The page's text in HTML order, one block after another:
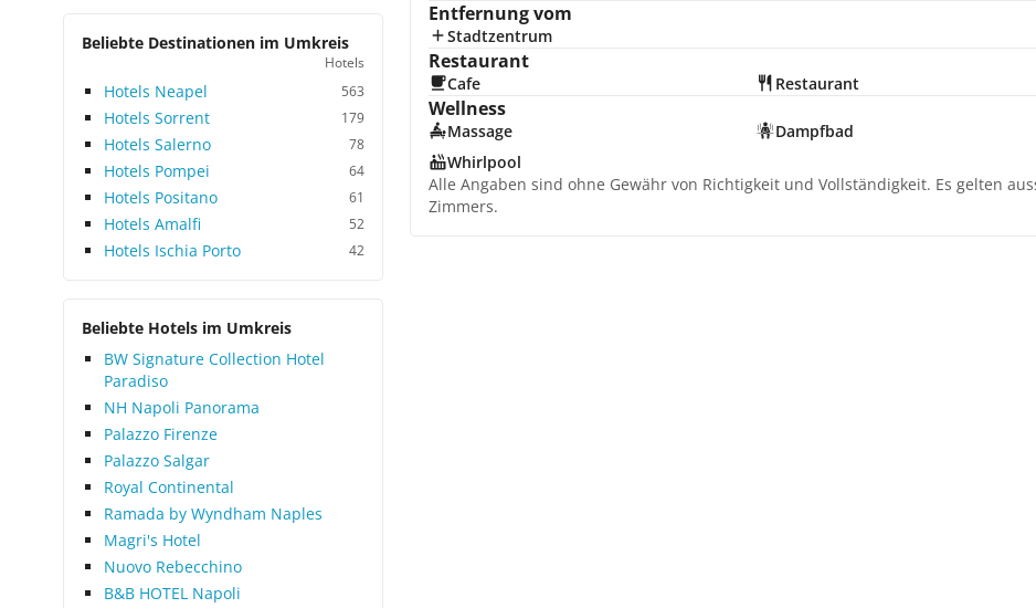
Beliebte Destinationen im Umkreis
Hotels
Hotels Neapel 563
Hotels Sorrent 179
Hotels Salerno 78
Hotels Pompei 64
Hotels Positano 61
Hotels Amalfi 52
Hotels Ischia Porto 42
Beliebte Hotels im Umkreis
BW Signature Collection Hotel
Paradiso
NH Napoli Panorama
Palazzo Firenze
Palazzo Salgar
Royal Continental
Ramada by Wyndham Naples
Magri's Hotel
Nuovo Rebecchino
B&B HOTEL Napoli
Entfernung vom
Stadtzentrum
Restaurant
Cafe Restaurant
Wellness
Massage Dampfbad
Whirlpool
Alle Angaben sind ohne Gewähr von Richtigkeit und Vollständigkeit. Es gelten
Zimmers.